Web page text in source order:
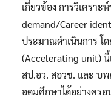
เกี่ยวข้อง การวิเครา
demand/Career
ประมาณดำเนินการ โ
(Accelerating unit) นี้
สป.อว. สอวช. และ บ
อุดมศึกษาได้อย่างคร